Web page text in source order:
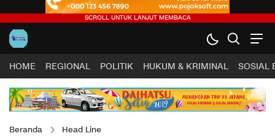
HOME REGIONAL POLITIK HUKUM & KRIMINAL SOSIAL
Beranda Head Line